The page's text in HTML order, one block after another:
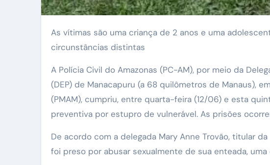
As vítimas são uma criança de 2 anos e uma adolescente de 12 anos; os crimes ocorreram em
circunstâncias distintas
A Polícia Civil do Amazonas (PC-AM), por meio da
(DEP) de Manacapuru (a 68 quilômetros de Manaus),
(PMAM), cumpriu, entre quarta-feira (12/06) e esta
preventiva por estupro de vulnerável. As prisões
De acordo com a delegada Mary Anne Trovão, titular
foi preso por abusar sexualmente de sua enteada,